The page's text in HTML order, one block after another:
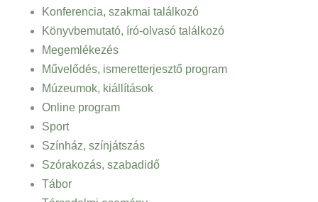
Konferencia, szakmai találkozó
Könyvbemutató, író-olvasó találkozó
Megemlékezés
Művelődés, ismeretterjesztő program
Múzeumok, kiállítások
Online program
Sport
Színház, színjátszás
Szórakozás, szabadidő
Tábor